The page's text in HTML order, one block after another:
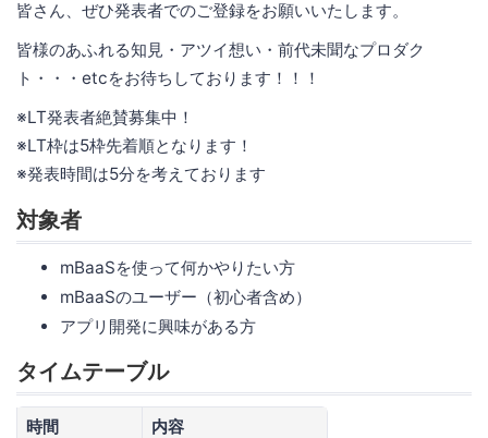
皆さん、ぜひ発表者でのご登録をお願いいたします。
皆様のあふれる知見・アツイ想い・前代未聞なプロダク
ト・・・etcをお待ちしております！！！
※LT発表者絶賛募集中！
※LT枠は5枠先着順となります！
※発表時間は5分を考えております
対象者
mBaaSを使って何かやりたい方
mBaaSのユーザー（初心者含め）
アプリ開発に興味がある方
タイムテーブル
時間
内容